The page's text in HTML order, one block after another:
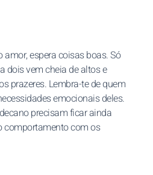
espera coisas boas. Só
dois vem cheia de altos e
prazeres. Lembra-te de quem
emocionais deles.
precisam ficar ainda
comportamento com os